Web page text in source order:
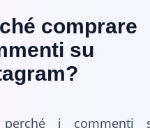
comprare
su
perché i commenti